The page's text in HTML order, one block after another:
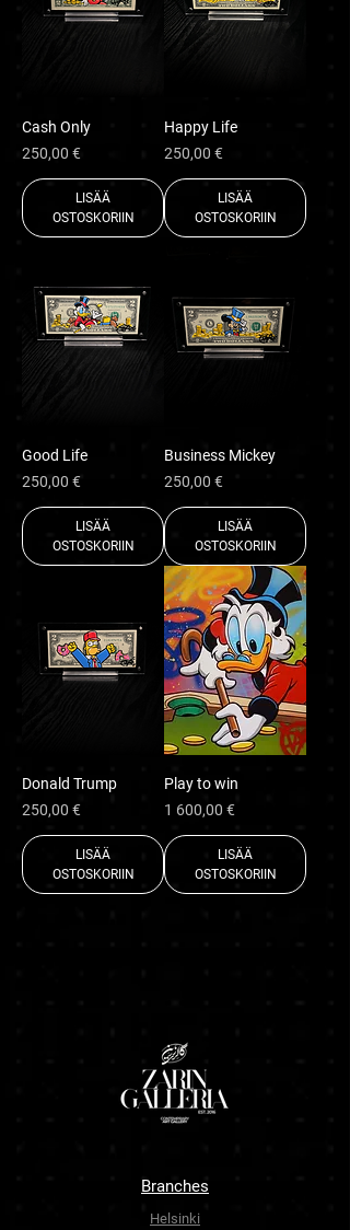
Cash Only
Hinta
250,00 €
LISÄÄ
OSTOSKORIIN
Happy Life
Hinta
250,00 €
LISÄÄ
OSTOSKORIIN
Good Life
Hinta
250,00 €
LISÄÄ
OSTOSKORIIN
Business Mickey
Hinta
250,00 €
LISÄÄ
OSTOSKORIIN
Donald Trump
Hinta
250,00 €
LISÄÄ
OSTOSKORIIN
Play to win
Hinta
1 600,00 €
LISÄÄ
OSTOSKORIIN
Branches
Helsinki